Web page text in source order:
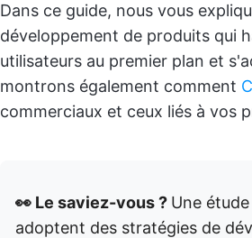
Dans ce guide, nous vous
développement de produits qui
utilisateurs au premier plan et
montrons également comment
commerciaux et ceux liés à vos
👀 Le saviez-vous ? Une
adoptent des stratégies de